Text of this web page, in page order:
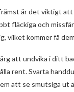
är det viktigt att
fläckiga och
vilket kommer få
att undvika i ditt
rent. Svarta
att se smutsiga ut